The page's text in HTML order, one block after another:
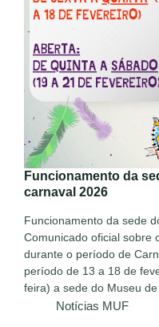
Funcionamento da
carnaval 2026
Funcionamento da sede
Comunicado oficial sobre
durante o período de
período de 13 a 18 de
feira) a sede do Museu
Notícias MUF